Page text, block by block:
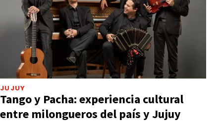
JUJUY
Tango y Pacha: experiencia cultural
entre milongueros del país y Jujuy